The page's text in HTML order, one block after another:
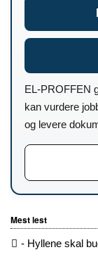
EL-PROFFEN
kan vurdere
og levere
Mest lest
- Hyllene skal